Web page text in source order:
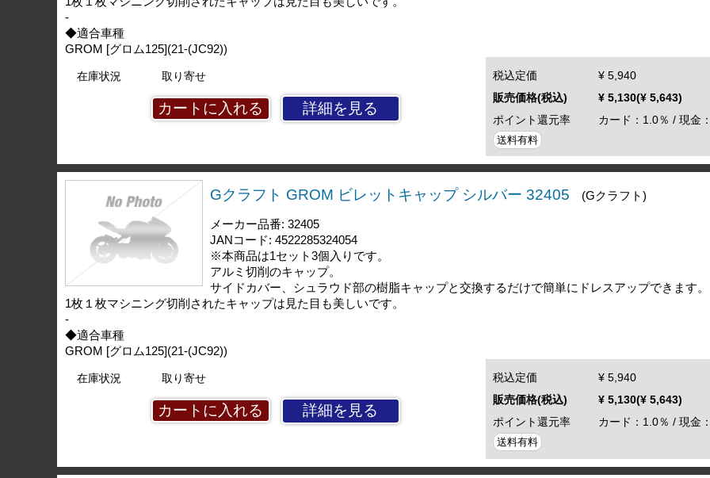
-
◆適合車種
GROM [グロム125](21-(JC92))
在庫状況 取り寄せ
詳細を見る
税込定価
¥ 5,940
販売価格(税込)
¥ 5,130(¥ 5,643)
ポイント還元率
カード：1.0％ / 現金
送料有料
Gクラフト GROM ビレットキャップ シルバー 32405 (Gクラフト)
メーカー品番: 32405
JANコード: 4522285324054
※本商品は1セット3個入りです。
アルミ切削のキャップ。
サイドカバー、シュラウド部の樹脂キャップと交換するだけで簡単にドレスアップできます。
1枚１枚マシニング切削されたキャップは見た目も美しいです。
-
◆適合車種
GROM [グロム125](21-(JC92))
在庫状況 取り寄せ
詳細を見る
税込定価
¥ 5,940
販売価格(税込)
¥ 5,130(¥ 5,643)
ポイント還元率
カード：1.0％ / 現金
送料有料